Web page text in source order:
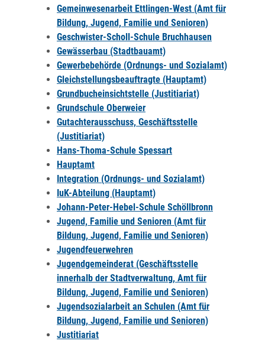
Gemeinwesenarbeit Ettlingen-West (Amt für
Bildung, Jugend, Familie und Senioren)
Geschwister-Scholl-Schule Bruchhausen
Gewässerbau (Stadtbauamt)
Gewerbebehörde (Ordnungs- und Sozialamt)
Gleichstellungsbeauftragte (Hauptamt)
Grundbucheinsichtstelle (Justitiariat)
Grundschule Oberweier
Gutachterausschuss, Geschäftsstelle
(Justitiariat)
Hans-Thoma-Schule Spessart
Hauptamt
Integration (Ordnungs- und Sozialamt)
IuK-Abteilung (Hauptamt)
Johann-Peter-Hebel-Schule Schöllbronn
Jugend, Familie und Senioren (Amt für
Bildung, Jugend, Familie und Senioren)
Jugendfeuerwehren
Jugendgemeinderat (Geschäftsstelle
innerhalb der Stadtverwaltung, Amt für
Bildung, Jugend, Familie und Senioren)
Jugendsozialarbeit an Schulen (Amt für
Bildung, Jugend, Familie und Senioren)
Justitiariat